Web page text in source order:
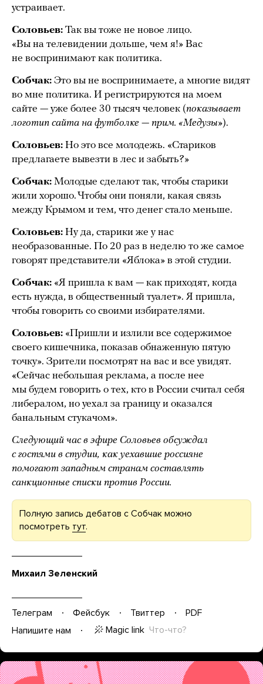
устраивает.
Соловьев: Так вы тоже не новое лицо.
«Вы на телевидении дольше, чем я!» Вас
не воспринимают как политика.
Собчак: Это вы не воспринимаете, а многие видят
во мне политика. И регистрируются на моем
сайте — уже более 30 тысяч человек (показывает
логотип сайта на футболке — прим. «Медузы»).
Соловьев: Но это все молодежь. «Стариков
предлагаете вывезти в лес и забыть?»
Собчак: Молодые сделают так, чтобы старики
жили хорошо. Чтобы они поняли, какая связь
между Крымом и тем, что денег стало меньше.
Соловьев: Ну да, старики же у нас
необразованные. По 20 раз в неделю то же самое
говорят представители «Яблока» в этой студии.
Собчак: «Я пришла к вам — как приходят, когда
есть нужда, в общественный туалет». Я пришла,
чтобы говорить со своими избирателями.
Соловьев: «Пришли и излили все содержимое
своего кишечника, показав обнаженную пятую
точку». Зрители посмотрят на вас и все увидят.
«Сейчас небольшая реклама, а после нее
мы будем говорить о тех, кто в России считал себя
либералом, но уехал за границу и оказался
банальным стукачом».
Следующий час в эфире Соловьев обсуждал
с гостями в студии, как уехавшие россияне
помогают западным странам составлять
санкционные списки против России.
Полную запись дебатов с Собчак можно
посмотреть тут.
Михаил Зеленский
Телеграм Фейсбук Твиттер
PDF
Напишите нам
Magic link Что-что?